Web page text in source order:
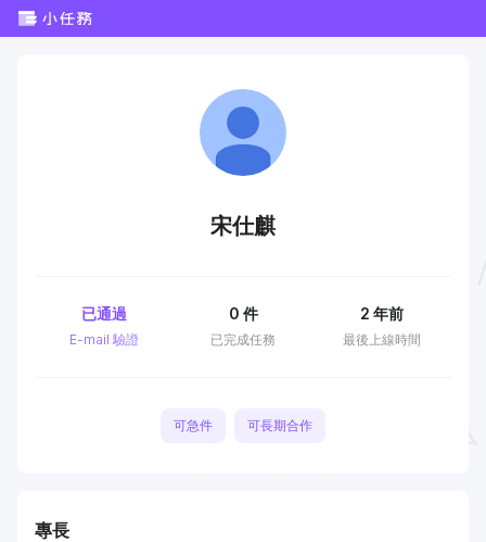
宋仕麒
E-mail 驗證
已通過
已完成任務
0 件
最後上線時間
2 年前
可急件 可長期合作
專長